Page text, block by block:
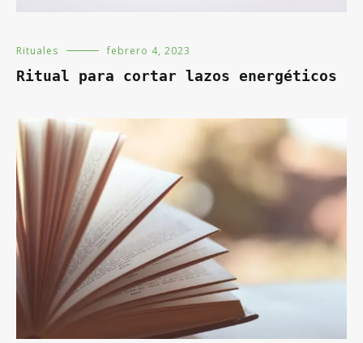
Rituales febrero 4, 2023
Ritual para cortar lazos energéticos